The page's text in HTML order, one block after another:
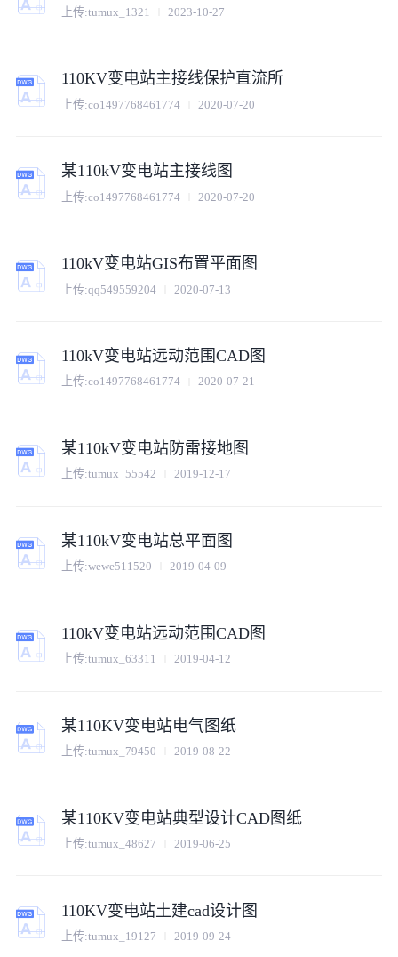
上传:tumux_1321 2023-10-27
110KV变电站主接线保护直流所
上传:co1497768461774 2020-07-20
某110kV变电站主接线图
上传:co1497768461774 2020-07-20
110kV变电站GIS布置平面图
上传:qq549559204 2020-07-13
110kV变电站远动范围CAD图
上传:co1497768461774 2020-07-21
某110kV变电站防雷接地图
上传:tumux_55542 2019-12-17
某110kV变电站总平面图
上传:wewe511520 2019-04-09
110kV变电站远动范围CAD图
上传:tumux_63311 2019-04-12
某110KV变电站电气图纸
上传:tumux_79450 2019-08-22
某110KV变电站典型设计CAD图纸
上传:tumux_48627 2019-06-25
110KV变电站土建cad设计图
上传:tumux_19127 2019-09-24